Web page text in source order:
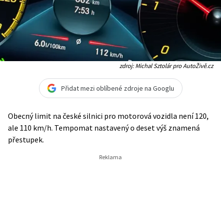
zdroj: Michal Sztolár pro AutoŽivě.cz
Přidat mezi oblíbené zdroje na Googlu
Obecný limit na české silnici pro motorová vozidla není 120,
ale 110 km/h. Tempomat nastavený o deset výš znamená
přestupek.